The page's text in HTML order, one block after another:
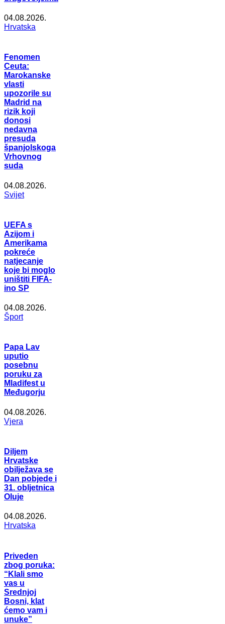
04.08.2026.
Hrvatska
Fenomen
Ceuta:
Marokanske
vlasti
upozorile su
Madrid na
rizik koji
donosi
nedavna
presuda
španjolskoga
Vrhovnog
suda
04.08.2026.
Svijet
UEFA s
Azijom i
Amerikama
pokreće
natjecanje
koje bi moglo
uništiti FIFA-
ino SP
04.08.2026.
Šport
Papa Lav
uputio
posebnu
poruku za
Mladifest u
Međugorju
04.08.2026.
Vjera
Diljem
Hrvatske
obilježava se
Dan pobjede i
31. obljetnica
Oluje
04.08.2026.
Hrvatska
Priveden
zbog poruka:
“Klali smo
vas u
Srednjoj
Bosni, klat
ćemo vam i
unuke”